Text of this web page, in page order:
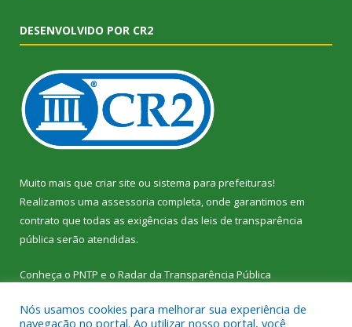
DESENVOLVIDO POR CR2
Muito mais que criar site ou sistema para prefeituras!
Realizamos uma assessoria completa, onde garantimos em
contrato que todas as exigências das leis de transparência
pública serão atendidas.
Conheça o PNTP e o Radar da Transparência Pública
Nós usamos cookies para melhorar sua experiência de
navegação no portal. Ao utilizar nosso portal, você